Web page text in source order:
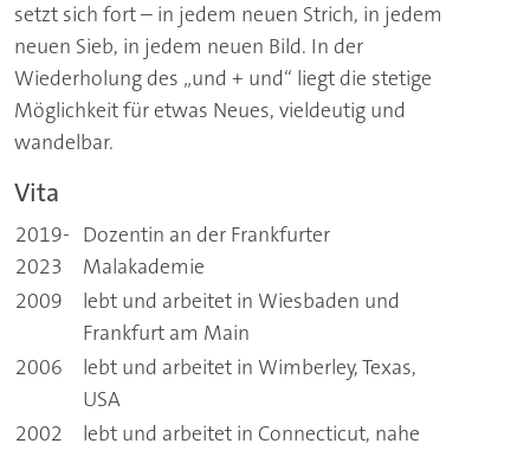
setzt sich fort – in jedem neuen Strich, in jedem
neuen Sieb, in jedem neuen Bild. In der
Wiederholung des „und + und“ liegt die stetige
Möglichkeit für etwas Neues, vieldeutig und
wandelbar.
Vita
2019-
2023
Dozentin an der Frankfurter
Malakademie
2009
lebt und arbeitet in Wiesbaden und
Frankfurt am Main
2006
lebt und arbeitet in Wimberley, Texas,
USA
2002
lebt und arbeitet in Connecticut, nahe